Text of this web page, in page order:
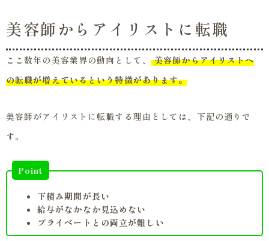
美容師からアイリストに転職
ここ数年の美容業界の動向として、
美容師からアイリストへ
の転職が増えているという特徴があります。
美容師がアイリストに転職する理由としては、下記の通りで
す。
Point
下積み期間が長い
給与がなかなか見込めない
プライベートとの両立が難しい